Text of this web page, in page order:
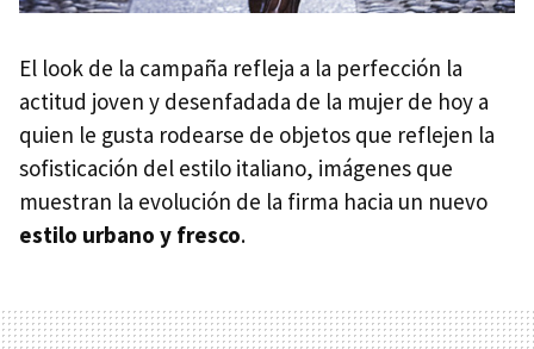
El look de la campaña refleja a la perfección la
actitud joven y desenfadada de la mujer de hoy a
quien le gusta rodearse de objetos que reflejen la
sofisticación del estilo italiano, imágenes que
muestran la evolución de la firma hacia un nuevo
estilo urbano y fresco.